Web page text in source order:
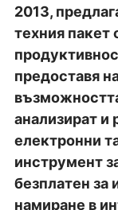
2013,
техния пакет
предоставя
анализират и
електронни
инструмент
безплатен за
намиране в